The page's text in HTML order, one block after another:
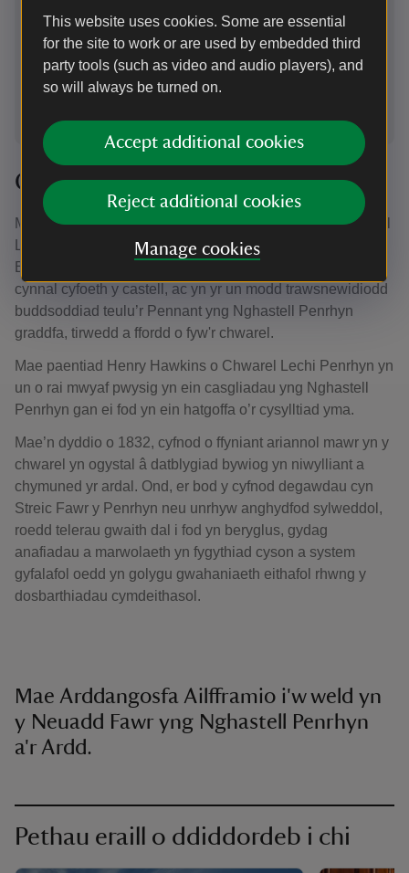
This website uses cookies. Some are essential
for the site to work or are used by embedded third
party tools (such as video and audio players), and
so will always be turned on.
Accept additional cookies
Reject additional cookies
Manage cookies
Gymraeg yn dal i ddisgleirio yn Nyffryn Ogwen. Hwn
yw ein cyfoeth ni.
Cefndir Hanesyddol
Mae gan Castell Penrhyn gysylltiadau annatod i’r Chwarel
Lechi Penrhyn a’r gymuned yn nhref chwarelyddol
Bethesda. Roedd gwaith llafur y chwarelwyr yma yn
cynnal cyfoeth y castell, ac yn yr un modd trawsnewidiodd
buddsoddiad teulu’r Pennant yng Nghastell Penrhyn
graddfa, tirwedd a ffordd o fyw'r chwarel.
Mae paentiad Henry Hawkins o Chwarel Lechi Penrhyn yn
un o rai mwyaf pwysig yn ein casgliadau yng Nghastell
Penrhyn gan ei fod yn ein hatgoffa o’r cysylltiad yma.
Mae’n dyddio o 1832, cyfnod o ffyniant ariannol mawr yn y
chwarel yn ogystal â datblygiad bywiog yn niwylliant a
chymuned yr ardal. Ond, er bod y cyfnod degawdau cyn
Streic Fawr y Penrhyn neu unrhyw anghydfod sylweddol,
roedd telerau gwaith dal i fod yn beryglus, gydag
anafiadau a marwolaeth yn fygythiad cyson a system
gyfalafol oedd yn golygu gwahaniaeth eithafol rhwng y
dosbarthiadau cymdeithasol.
Mae Arddangosfa Ailfframio i'w weld yn
y Neuadd Fawr yng Nghastell Penrhyn
a'r Ardd.
Pethau eraill o ddiddordeb i chi